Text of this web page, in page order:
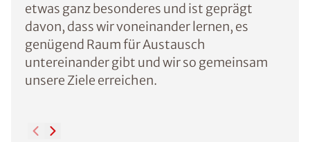
etwas ganz besonderes und ist geprägt
davon, dass wir voneinander lernen, es
genügend Raum für Austausch
untereinander gibt und wir so gemeinsam
unsere Ziele erreichen.